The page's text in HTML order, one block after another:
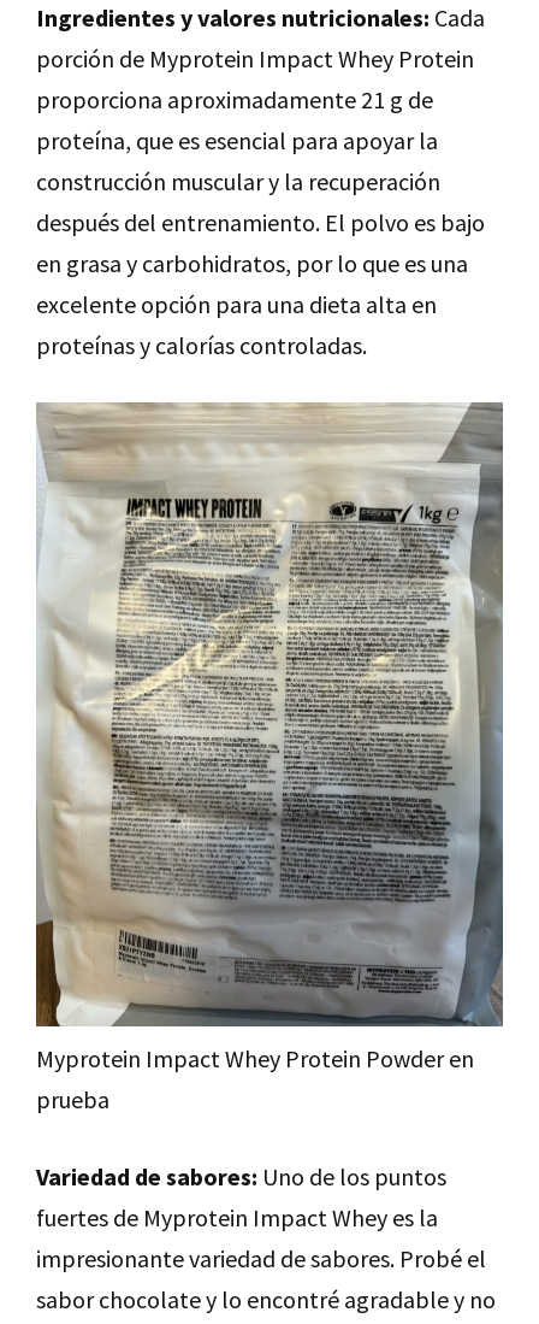
Ingredientes y valores nutricionales: Cada
porción de Myprotein Impact Whey Protein
proporciona aproximadamente 21 g de
proteína, que es esencial para apoyar la
construcción muscular y la recuperación
después del entrenamiento. El polvo es bajo
en grasa y carbohidratos, por lo que es una
excelente opción para una dieta alta en
proteínas y calorías controladas.
Myprotein Impact Whey Protein Powder en
prueba
Variedad de sabores: Uno de los puntos
fuertes de Myprotein Impact Whey es la
impresionante variedad de sabores. Probé el
sabor chocolate y lo encontré agradable y no